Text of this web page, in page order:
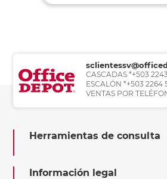
CASCADAS *+503
ESCALÓN *+503 2264
VENTAS POR
Herramientas de consulta
Información legal